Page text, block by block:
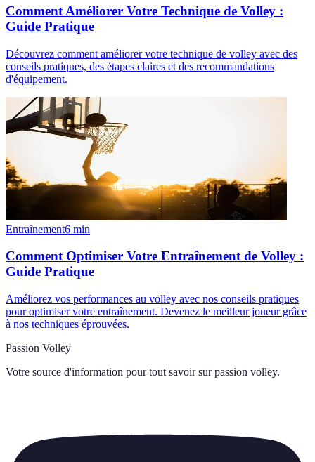
Comment Améliorer Votre Technique de Volley :
Guide Pratique
Découvrez comment améliorer votre technique de volley avec des
conseils pratiques, des étapes claires et des recommandations
d'équipement.
Entraînement6 min
Comment Optimiser Votre Entraînement de Volley :
Guide Pratique
Améliorez vos performances au volley avec nos conseils pratiques
pour optimiser votre entraînement. Devenez le meilleur joueur grâce
à nos techniques éprouvées.
Passion Volley
Votre source d'information pour tout savoir sur passion volley.